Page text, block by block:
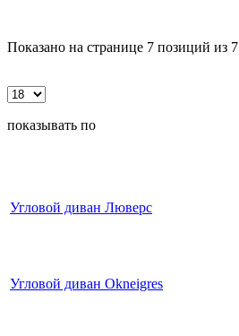
Показано на странице 7 позиций из 7
показывать по
Угловой диван Люверс
Угловой диван Okneigres